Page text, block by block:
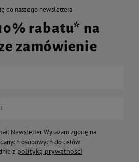
do naszego newslettera
rabatu* na
zamówienie
Newsletter. Wyrażam zgodę na
osobowych do celów
z polityką prywatności